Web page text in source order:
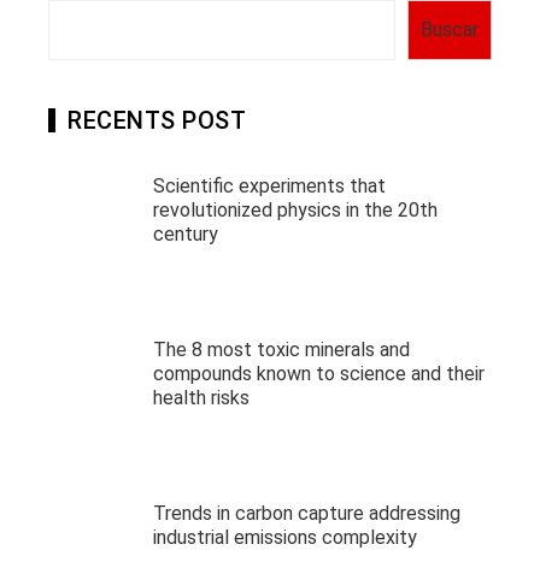
Buscar
RECENTS POST
Scientific experiments that
revolutionized physics in the 20th
century
The 8 most toxic minerals and
compounds known to science and their
health risks
Trends in carbon capture addressing
industrial emissions complexity